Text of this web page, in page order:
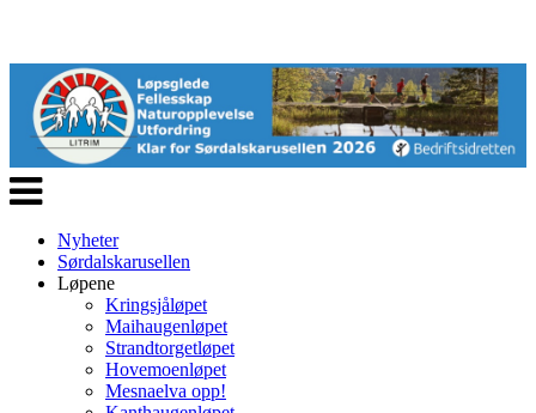
Veksle
navigasjon
Nyheter
Sørdalskarusellen
Løpene
Kringsjåløpet
Maihaugenløpet
Strandtorgetløpet
Hovemoenløpet
Mesnaelva opp!